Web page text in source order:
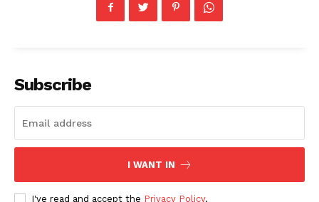
Subscribe
I WANT IN
I've read and accept the Privacy Policy.